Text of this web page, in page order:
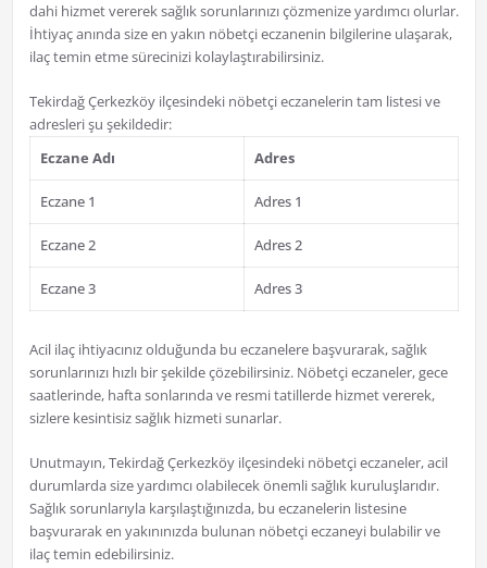
dahi hizmet vererek sağlık sorunlarınızı çözmenize yardımcı olurlar.
İhtiyaç anında size en yakın nöbetçi eczanenin bilgilerine ulaşarak,
ilaç temin etme sürecinizi kolaylaştırabilirsiniz.
Tekirdağ Çerkezköy ilçesindeki nöbetçi eczanelerin tam listesi ve
adresleri şu şekildedir:
Eczane Adı
Adres
Eczane 1 Adres 1
Eczane 2 Adres 2
Eczane 3 Adres 3
Acil ilaç ihtiyacınız olduğunda bu eczanelere başvurarak, sağlık
sorunlarınızı hızlı bir şekilde çözebilirsiniz. Nöbetçi eczaneler, gece
saatlerinde, hafta sonlarında ve resmi tatillerde hizmet vererek,
sizlere kesintisiz sağlık hizmeti sunarlar.
Unutmayın, Tekirdağ Çerkezköy ilçesindeki nöbetçi eczaneler, acil
durumlarda size yardımcı olabilecek önemli sağlık kuruluşlarıdır.
Sağlık sorunlarıyla karşılaştığınızda, bu eczanelerin listesine
başvurarak en yakınınızda bulunan nöbetçi eczaneyi bulabilir ve
ilaç temin edebilirsiniz.